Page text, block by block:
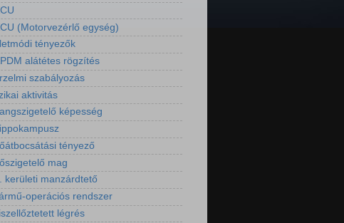
(Motorvezérlő egység)
tényezők
alátétes rögzítés
szabályozás
aktivitás
képesség
tényező
mag
kerületi manzárdtető
operációs rendszer
légrés